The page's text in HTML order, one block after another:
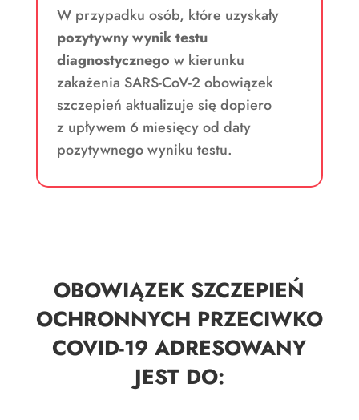
W przypadku osób, które uzyskały
pozytywny wynik testu
diagnostycznego w kierunku
zakażenia SARS-CoV-2 obowiązek
szczepień aktualizuje się dopiero
z upływem 6 miesięcy od daty
pozytywnego wyniku testu.
OBOWIĄZEK SZCZEPIEŃ
OCHRONNYCH PRZECIWKO
COVID-19 ADRESOWANY
JEST DO: